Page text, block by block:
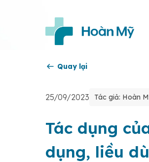
Quay lại
25/09/2023 Tác giả: Hoàn
Tác dụng
dụng, liều